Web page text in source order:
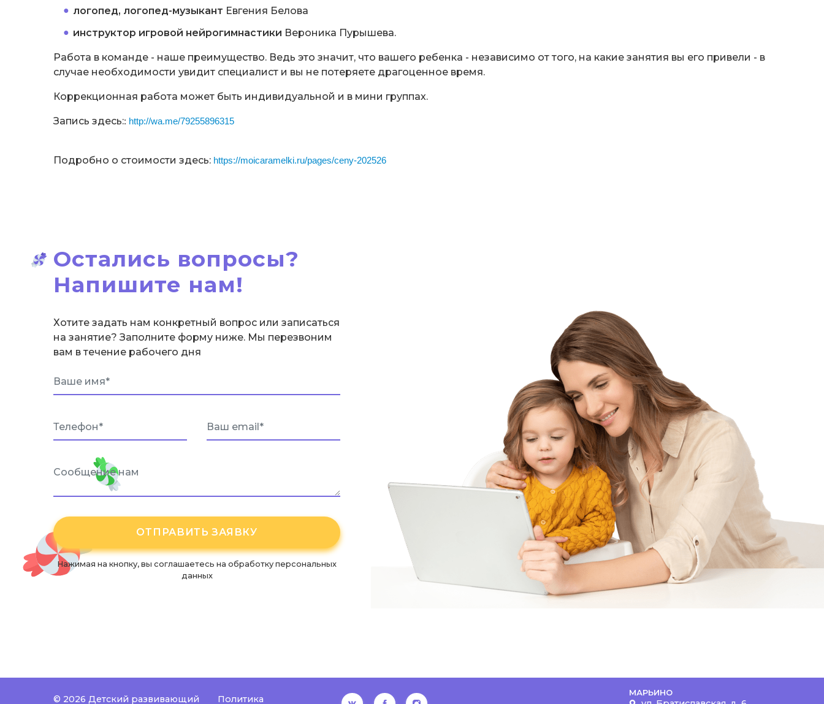
логопед, логопед-музыкант Евгения Белова
инструктор игровой нейрогимнастики Вероника Пурышева.
Работа в команде - наше преимущество. Ведь это значит, что вашего ребенка - независимо от того, на какие занятия вы его привели - в
случае необходимости увидит специалист и вы не потеряете драгоценное время.
Коррекционная работа может быть индивидуальной и в мини группах.
Запись здесь:: http://wa.me/79255896315
Подробно о стоимости здесь: https://moicaramelki.ru/pages/ceny-202526
Остались вопросы?
Напишите нам!
Хотите задать нам конкретный вопрос или записаться
на занятие? Заполните форму ниже. Мы перезвоним
вам в течение рабочего дня
Нажимая на кнопку, вы соглашаетесь на обработку персональных
данных
© 2026 Детский развивающий Политика
МАРЬИНО